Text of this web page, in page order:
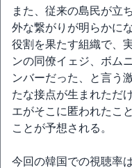
また、従来の島民が立
外な繋がりが明らかに
役割を果たす組織で、
ンの同僚イェジ、ボム
ンバーだった、と言う
たな接点が生まれただ
エがそこに匿われたこ
ことが予想される。
今回の韓国での視聴率